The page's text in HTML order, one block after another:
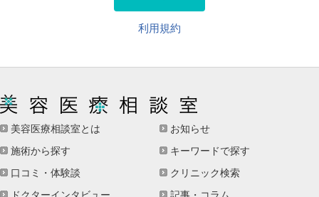
利用規約
美容医療相談室とは
お知らせ
施術から探す
キーワードで探す
口コミ・体験談
クリニック検索
ドクターインタビュー
記事・コラム